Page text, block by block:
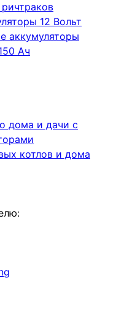
12 Вольт
аккумуляторы
Ач
дома и дачи с
котлов и дома